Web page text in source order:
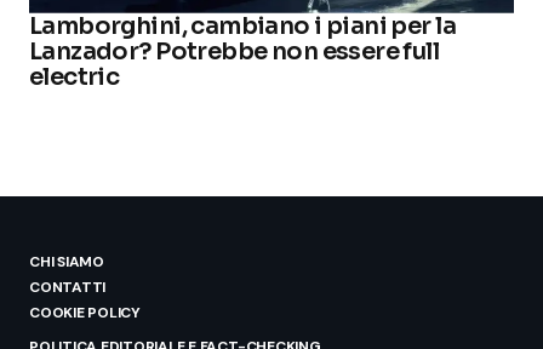
Lamborghini, cambiano i piani per la
Lanzador? Potrebbe non essere full
electric
CHI SIAMO
CONTATTI
COOKIE POLICY